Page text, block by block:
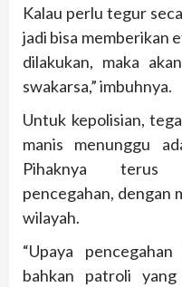
Kalau perlu tegur
jadi bisa memberikan
dilakukan, maka
swakarsa,” imbuhnya.
Untuk kepolisian,
manis menunggu
Pihaknya terus
pencegahan, dengan
wilayah.
“Upaya
bahkan patroli